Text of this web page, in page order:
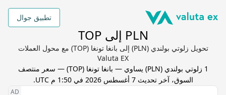
تطبيق جوال
PLN إلى TOP
تحويل زلوتي بولندي (PLN) إلى بانغا تونغا (TOP) مع محول العملات
Valuta EX
1 زلوتي بولندي (
PLN) يساوي— بانغا تونغا (
TOP) — سعر منتصف
السوق، آخر تحديث7 أغسطس 2026 في 1:50 م UTC .